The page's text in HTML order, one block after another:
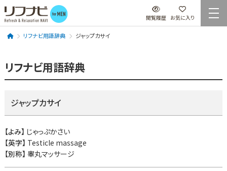
閲覧履歴 お気に入り
リフナビ用語辞典 ジャップカサイ
リフナビ用語辞典
ジャップカサイ
【よみ】 じゃっぷかさい
【英字】 Testicle massage
【別称】 睾丸マッサージ